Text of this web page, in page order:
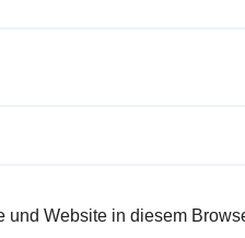
und Website in diesem